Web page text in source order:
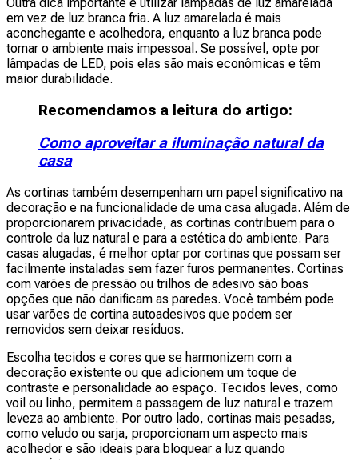
Outra dica importante é utilizar lâmpadas de luz amarelada
em vez de luz branca fria. A luz amarelada é mais
aconchegante e acolhedora, enquanto a luz branca pode
tornar o ambiente mais impessoal. Se possível, opte por
lâmpadas de LED, pois elas são mais econômicas e têm
maior durabilidade.
Recomendamos a leitura do artigo:
Como aproveitar a iluminação natural da
casa
As cortinas também desempenham um papel significativo na
decoração e na funcionalidade de uma casa alugada. Além de
proporcionarem privacidade, as cortinas contribuem para o
controle da luz natural e para a estética do ambiente. Para
casas alugadas, é melhor optar por cortinas que possam ser
facilmente instaladas sem fazer furos permanentes. Cortinas
com varões de pressão ou trilhos de adesivo são boas
opções que não danificam as paredes. Você também pode
usar varões de cortina autoadesivos que podem ser
removidos sem deixar resíduos.
Escolha tecidos e cores que se harmonizem com a
decoração existente ou que adicionem um toque de
contraste e personalidade ao espaço. Tecidos leves, como
voil ou linho, permitem a passagem de luz natural e trazem
leveza ao ambiente. Por outro lado, cortinas mais pesadas,
como veludo ou sarja, proporcionam um aspecto mais
acolhedor e são ideais para bloquear a luz quando